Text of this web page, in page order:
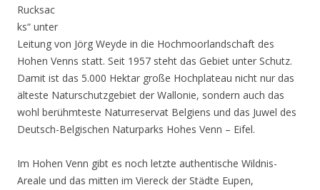
Rucksac
ks“ unter
Leitung von Jörg Weyde in die Hochmoorlandschaft des
Hohen Venns statt. Seit 1957 steht das Gebiet unter Schutz.
Damit ist das 5.000 Hektar große Hochplateau nicht nur das
älteste Naturschutzgebiet der Wallonie, sondern auch das
wohl berühmteste Naturreservat Belgiens und das Juwel des
Deutsch-Belgischen Naturparks Hohes Venn – Eifel.
Im Hohen Venn gibt es noch letzte authentische Wildnis-
Areale und das mitten im Viereck der Städte Eupen,